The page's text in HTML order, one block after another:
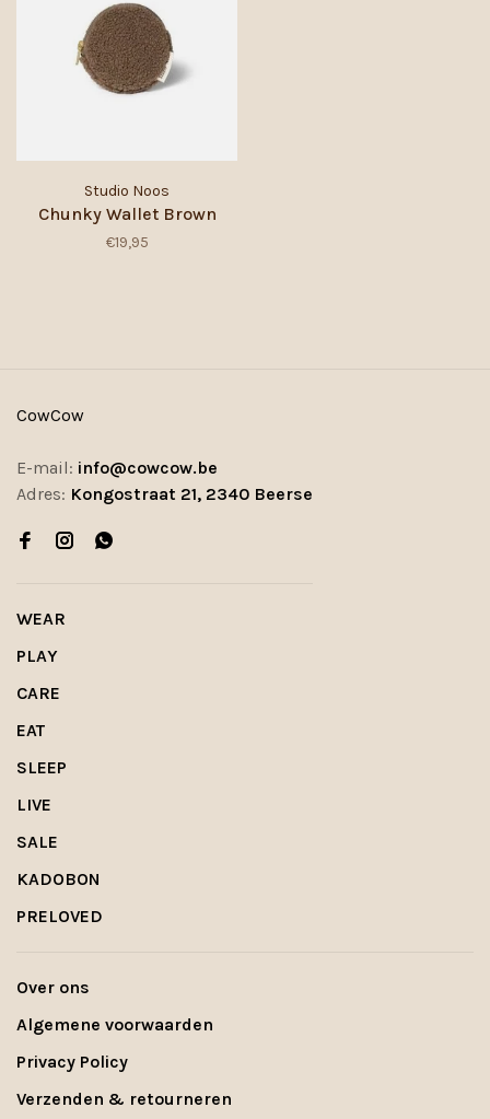
Studio Noos
Chunky Wallet Brown
€19,95
CowCow
E-mail: info@cowcow.be
Adres: Kongostraat 21, 2340 Beerse
WEAR
PLAY
CARE
EAT
SLEEP
LIVE
SALE
KADOBON
PRELOVED
Over ons
Algemene voorwaarden
Privacy Policy
Verzenden & retourneren